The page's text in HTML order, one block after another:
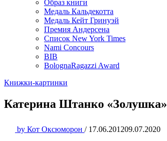
Образ книги
Медаль Кальдекотта
Медаль Кейт Гринуэй
Премия Андерсена
Список New York Times
Nami Concours
BIB
BolognaRagazzi Award
Книжки-картинки
Катерина Штанко «Золушка»
by Кот Оксюморон / 17.06.201209.07.2020